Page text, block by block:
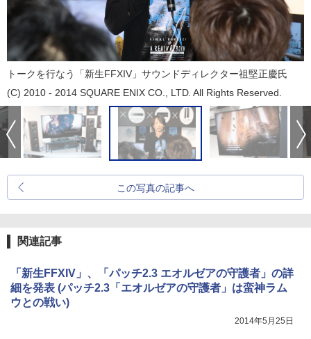
トークを行なう「新生FFXIV」サウンドディレクター祖堅正慶氏
(C) 2010 - 2014 SQUARE ENIX CO., LTD. All Rights Reserved.
この写真の記事へ
関連記事
「新生FFXIV」、「パッチ2.3 エオルゼアの守護者」の詳
細を発表 (パッチ2.3「エオルゼアの守護者」は蛮神ラム
ウとの戦い)
2014年5月25日